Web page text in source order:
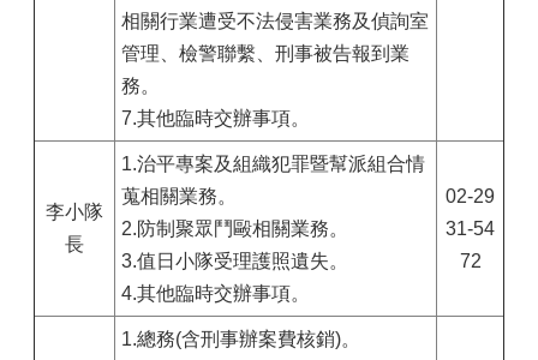
相關行業遭受不法侵害業務及偵詢室
管理、檢警聯繫、刑事被告報到業
務。
7.其他臨時交辦事項。
李小隊
長
1.治平專案及組織犯罪暨幫派組合情
蒐相關業務。
2.防制聚眾鬥毆相關業務。
3.值日小隊受理護照遺失。
4.其他臨時交辦事項。
02-29
31-54
72
1.總務(含刑事辦案費核銷)。